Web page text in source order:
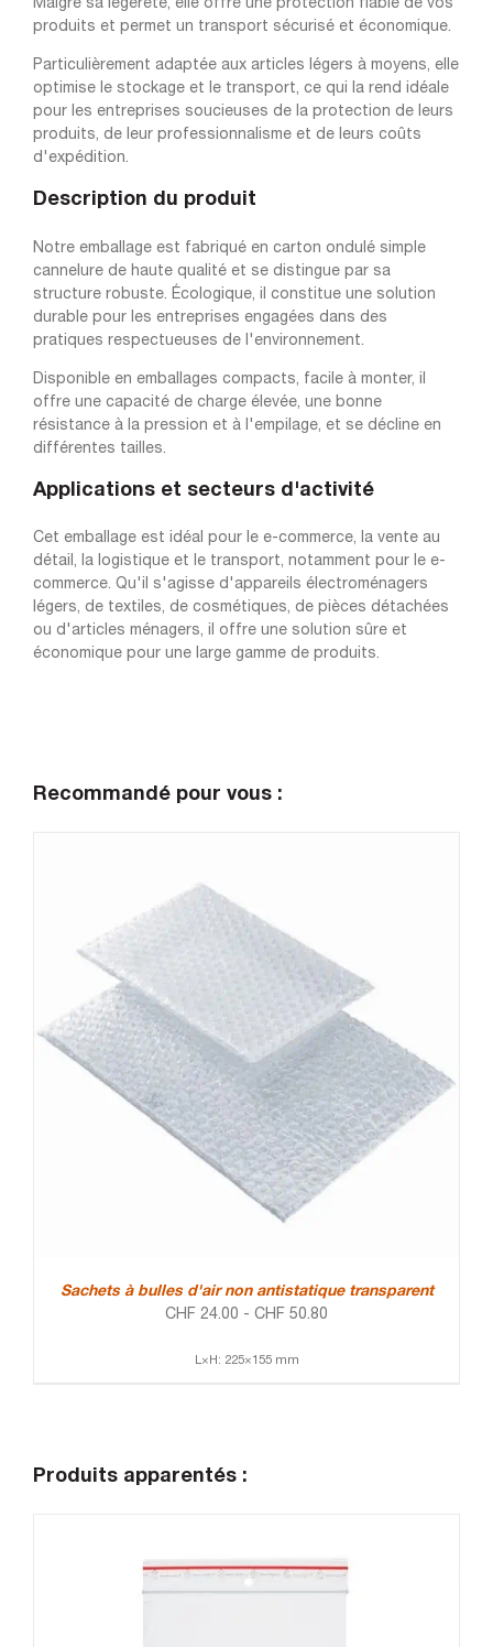
Malgré sa légèreté, elle offre une protection fiable de vos
produits et permet un transport sécurisé et économique.
Particulièrement adaptée aux articles légers à moyens, elle
optimise le stockage et le transport, ce qui la rend idéale
pour les entreprises soucieuses de la protection de leurs
produits, de leur professionnalisme et de leurs coûts
d'expédition.
Description du produit
Notre emballage est fabriqué en carton ondulé simple
cannelure de haute qualité et se distingue par sa
structure robuste. Écologique, il constitue une solution
durable pour les entreprises engagées dans des
pratiques respectueuses de l'environnement.
Disponible en emballages compacts, facile à monter, il
offre une capacité de charge élevée, une bonne
résistance à la pression et à l'empilage, et se décline en
différentes tailles.
Applications et secteurs d'activité
Cet emballage est idéal pour le e-commerce, la vente au
détail, la logistique et le transport, notamment pour le e-
commerce. Qu'il s'agisse d'appareils électroménagers
légers, de textiles, de cosmétiques, de pièces détachées
ou d'articles ménagers, il offre une solution sûre et
économique pour une large gamme de produits.
Recommandé pour vous :
Sachets à bulles d'air non antistatique transparent
CHF 24.00 - CHF 50.80
L×H: 225×155 mm
Produits apparentés :